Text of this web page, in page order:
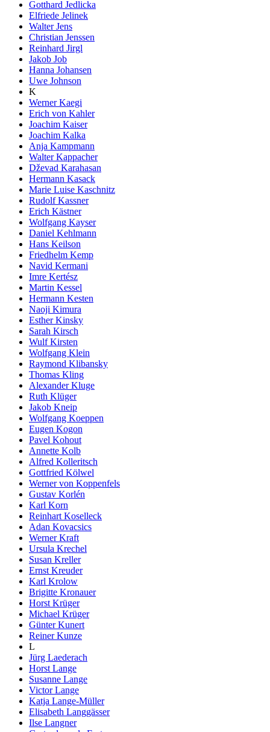
Gotthard Jedlicka
Elfriede Jelinek
Walter Jens
Christian Jenssen
Reinhard Jirgl
Jakob Job
Hanna Johansen
Uwe Johnson
K
Werner Kaegi
Erich von Kahler
Joachim Kaiser
Joachim Kalka
Anja Kampmann
Walter Kappacher
Dževad Karahasan
Hermann Kasack
Marie Luise Kaschnitz
Rudolf Kassner
Erich Kästner
Wolfgang Kayser
Daniel Kehlmann
Hans Keilson
Friedhelm Kemp
Navid Kermani
Imre Kertész
Martin Kessel
Hermann Kesten
Naoji Kimura
Esther Kinsky
Sarah Kirsch
Wulf Kirsten
Wolfgang Klein
Raymond Klibansky
Thomas Kling
Alexander Kluge
Ruth Klüger
Jakob Kneip
Wolfgang Koeppen
Eugen Kogon
Pavel Kohout
Annette Kolb
Alfred Kolleritsch
Gottfried Kölwel
Werner von Koppenfels
Gustav Korlén
Karl Korn
Reinhart Koselleck
Adan Kovacsics
Werner Kraft
Ursula Krechel
Susan Kreller
Ernst Kreuder
Karl Krolow
Brigitte Kronauer
Horst Krüger
Michael Krüger
Günter Kunert
Reiner Kunze
L
Jürg Laederach
Horst Lange
Susanne Lange
Victor Lange
Katja Lange-Müller
Elisabeth Langgässer
Ilse Langner